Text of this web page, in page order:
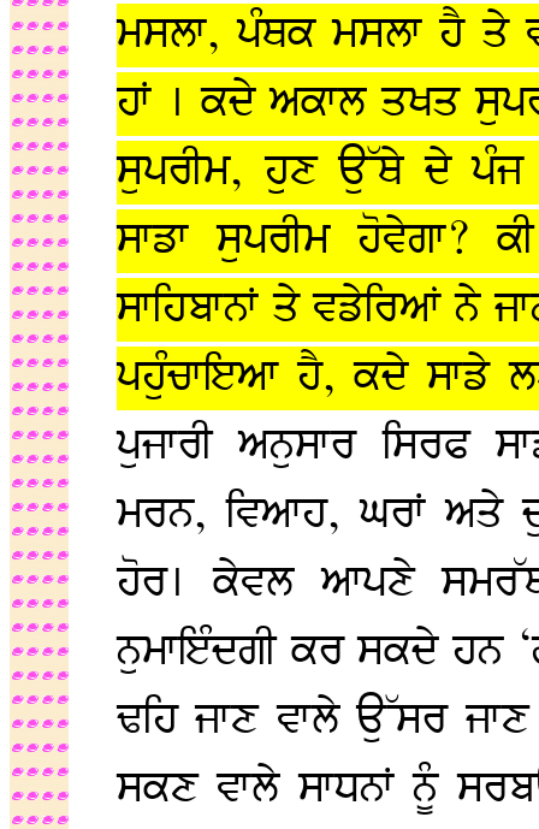
ਮਸਲਾ, ਪੰਥਕ ਮਸਲਾ ਹੈ ਤੇ
ਹਾਂ । ਕਦੇ ਅਕਾਲ ਤਖਤ
ਸੁਪਰੀਮ, ਹੁਣ ਉੱਥੇ ਦੇ ਪੰਜ
ਸਾਡਾ ਸੁਪਰੀਮ ਹੋਵੇਗਾ?
ਸਾਹਿਬਾਨਾਂ ਤੇ ਵਡੇਰਿਆਂ ਨੇ
ਪਹੁੰਚਾਇਆ ਹੈ, ਕਦੇ ਸਾਡੇ
ਪੁਜਾਰੀ ਅਨੁਸਾਰ ਸਿਰਫ
ਮਰਨ, ਵਿਆਹ, ਘਰਾਂ ਅਤੇ
ਹੋਰ। ਕੇਵਲ ਆਪਣੇ
ਨੁਮਾਇੰਦਗੀ ਕਰ ਸਕਦੇ ਹਨ
ਢਹਿ ਜਾਣ ਵਾਲੇ ਉੱਸਰ
ਸਕਣ ਵਾਲੇ ਸਾਧਨਾਂ ਨੂੰ